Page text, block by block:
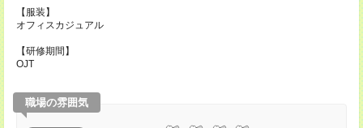
【服装】
オフィスカジュアル
【研修期間】
OJT
職場の雰囲気